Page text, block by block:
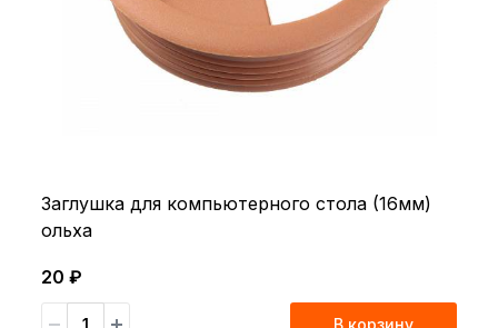
Заглушка для компьютерного стола (16мм)
ольха
20 ₽